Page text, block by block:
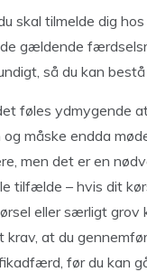
skal tilmelde dig hos
gældende
så du kan
føles ydmygende
måske endda
men det er en
tilfælde – hvis dit
eller særligt grov
at du
før du kan